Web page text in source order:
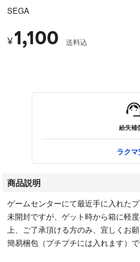
SEGA
¥1,100 送料込
紛失補
ラク
商品説明
ゲームセンターにて最近手に入れたプ
未開封ですが、ゲット時から箱に軽
上、ご了承頂ける方のみ、宜しくお願
簡易梱包（プチプチには入れます）